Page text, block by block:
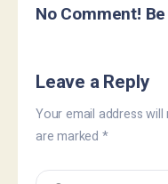
No Comment!
Leave a Reply
Your email address
are marked *